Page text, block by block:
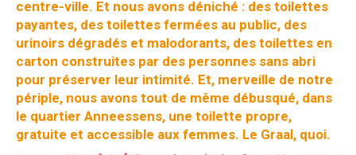
centre-ville. Et nous avons déniché : des toilettes
payantes, des toilettes fermées au public, des
urinoirs dégradés et malodorants, des toilettes en
carton construites par des personnes sans abri
pour préserver leur intimité. Et, merveille de notre
périple, nous avons tout de même débusqué, dans
le quartier Anneessens, une toilette propre,
gratuite et accessible aux femmes. Le Graal, quoi.